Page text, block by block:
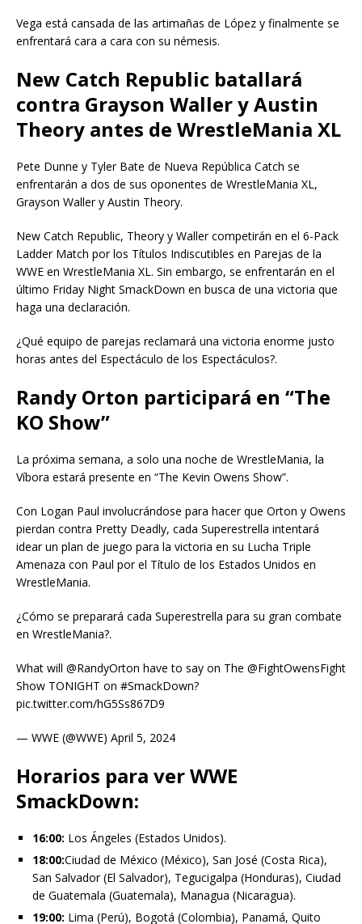
Vega está cansada de las artimañas de López y finalmente se
enfrentará cara a cara con su némesis.
New Catch Republic batallará
contra Grayson Waller y Austin
Theory antes de WrestleMania XL
Pete Dunne y Tyler Bate de Nueva República Catch se
enfrentarán a dos de sus oponentes de WrestleMania XL,
Grayson Waller y Austin Theory.
New Catch Republic, Theory y Waller competirán en el 6-Pack
Ladder Match por los Títulos Indiscutibles en Parejas de la
WWE en WrestleMania XL. Sin embargo, se enfrentarán en el
último Friday Night SmackDown en busca de una victoria que
haga una declaración.
¿Qué equipo de parejas reclamará una victoria enorme justo
horas antes del Espectáculo de los Espectáculos?.
Randy Orton participará en “The
KO Show”
La próxima semana, a solo una noche de WrestleMania, la
Víbora estará presente en “The Kevin Owens Show”.
Con Logan Paul involucrándose para hacer que Orton y Owens
pierdan contra Pretty Deadly, cada Superestrella intentará
idear un plan de juego para la victoria en su Lucha Triple
Amenaza con Paul por el Título de los Estados Unidos en
WrestleMania.
¿Cómo se preparará cada Superestrella para su gran combate
en WrestleMania?.
What will @RandyOrton have to say on The @FightOwensFight
Show TONIGHT on #SmackDown?
pic.twitter.com/hG5Ss867D9
— WWE (@WWE) April 5, 2024
Horarios para ver WWE
SmackDown:
16:00: Los Ángeles (Estados Unidos).
18:00:Ciudad de México (México), San José (Costa Rica),
San Salvador (El Salvador), Tegucigalpa (Honduras), Ciudad
de Guatemala (Guatemala), Managua (Nicaragua).
19:00: Lima (Perú), Bogotá (Colombia), Panamá, Quito